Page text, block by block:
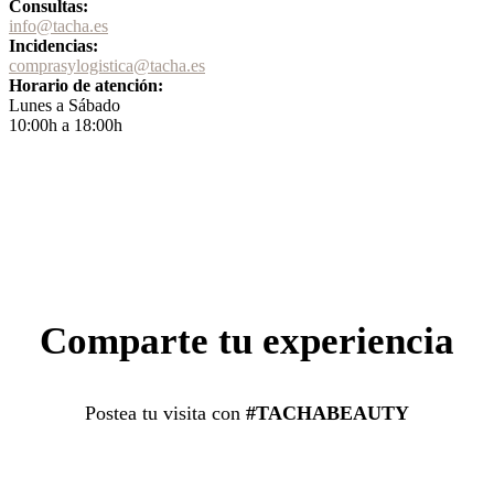
Consultas:
info@tacha.es
Incidencias:
comprasylogistica@tacha.es
Horario de atención:
Lunes a Sábado
10:00h a 18:00h
Comparte tu experiencia
Postea tu visita con #TACHABEAUTY